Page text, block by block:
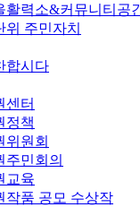
활력소&커뮤니티공
위 주민자치
합시다
센터
정책
위원회
주민회의
교육
작품 공모 수상작